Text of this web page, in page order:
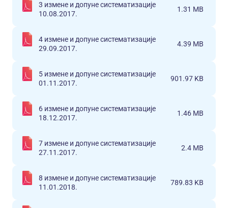
3 измене и допуне систематизације
10.08.2017.
1.31 MB
4 измене и допуне систематизације
29.09.2017.
4.39 MB
5 измене и допуне систематизације
01.11.2017.
901.97 KB
6 измене и допуне систематизације
18.12.2017.
1.46 MB
7 измене и допуне систематизације
27.11.2017.
2.4 MB
8 измене и допуне систематизације
11.01.2018.
789.83 KB